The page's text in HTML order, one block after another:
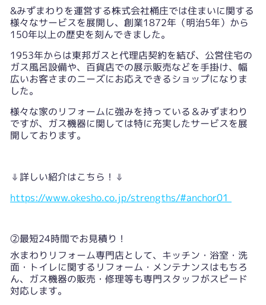
&みずまわりを運営する株式会社桶庄では住まいに関する
様々なサービスを展開し、創業1872年（明治5年）から
150年以上の歴史を刻んできました。
1953年からは東邦ガスと代理店契約を結び、公営住宅の
ガス風呂設備や、百貨店での展示販売などを手掛け、幅
広いお客さまのニーズにお応えできるショップになりま
した。
様々な家のリフォームに強みを持っている＆みずまわり
ですが、ガス機器に関しては特に充実したサービスを展
開しております。
⇓詳しい紹介はこちら！⇓
https://www.okesho.co.jp/strengths/#anchor01
②最短24時間でお見積り！
水まわりリフォーム専門店として、キッチン・浴室・洗
面・トイレに関するリフォーム・メンテナンスはもちろ
ん、ガス機器の販売・修理等も専門スタッフがスピード
対応します。